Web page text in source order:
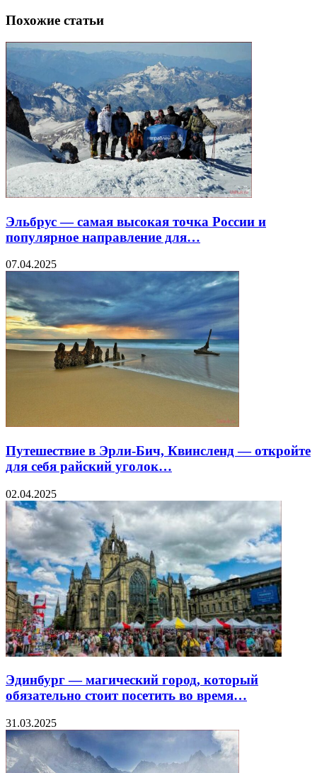
Похожие статьи
Эльбрус — самая высокая точка России и
популярное направление для…
07.04.2025
Путешествие в Эрли-Бич, Квинсленд — откройте
для себя райский уголок…
02.04.2025
Эдинбург — магический город, который
обязательно стоит посетить во время…
31.03.2025